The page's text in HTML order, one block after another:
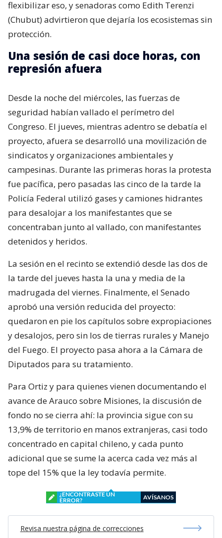
flexibilizar eso, y senadoras como Edith Terenzi
(Chubut) advirtieron que dejaría los ecosistemas sin
protección.
Una sesión de casi doce horas, con
represión afuera
Desde la noche del miércoles, las fuerzas de
seguridad habían vallado el perímetro del
Congreso. El jueves, mientras adentro se debatía el
proyecto, afuera se desarrolló una movilización de
sindicatos y organizaciones ambientales y
campesinas. Durante las primeras horas la protesta
fue pacífica, pero pasadas las cinco de la tarde la
Policía Federal utilizó gases y camiones hidrantes
para desalojar a los manifestantes que se
concentraban junto al vallado, con manifestantes
detenidos y heridos.
La sesión en el recinto se extendió desde las dos de
la tarde del jueves hasta la una y media de la
madrugada del viernes. Finalmente, el Senado
aprobó una versión reducida del proyecto:
quedaron en pie los capítulos sobre expropiaciones
y desalojos, pero sin los de tierras rurales y Manejo
del Fuego. El proyecto pasa ahora a la Cámara de
Diputados para su tratamiento.
Para Ortiz y para quienes vienen documentando el
avance de Arauco sobre Misiones, la discusión de
fondo no se cierra ahí: la provincia sigue con su
13,9% de territorio en manos extranjeras, casi todo
concentrado en capital chileno, y cada punto
adicional que se sume la acerca cada vez más al
tope del 15% que la ley todavía permite.
¿ENCONTRASTE UN
ERROR?
AVÍSANOS
Revisa nuestra página de correcciones